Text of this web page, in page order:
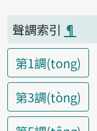
聲調索引 ¶
第1調(tong)
第3調(tòng)